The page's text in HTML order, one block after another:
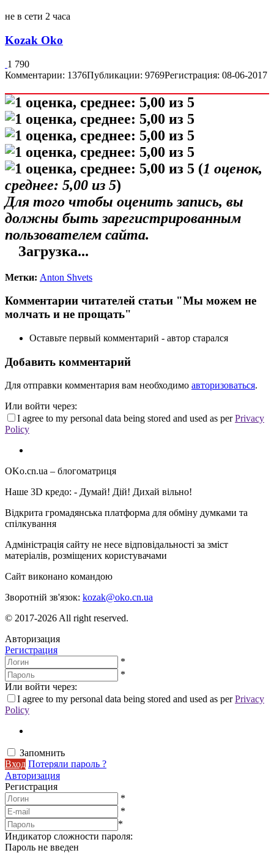
не в сети 2 часа
Kozak Oko
1 790
Комментарии: 1376Публикации: 9769Регистрация: 08-06-2017
(1 оценок,
среднее: 5,00 из 5)
Для того чтобы оценить запись, вы
должны быть зарегистрированным
пользователем сайта.
Загрузка...
Метки: Anton Shvets
Комментарии читателей статьи "Мы можем не
молчать и не прощать"
Оставьте первый комментарий - автор старался
Добавить комментарий
Для отправки комментария вам необходимо авторизоваться.
Или войти через:
I agree to my personal data being stored and used as perPrivacy
Policy
OKo.cn.ua – блогоматриця
Наше 3D кредо: - Думай! Дій! Дихай вільно!
Відкрита громадянська платформа для обміну думками та
спілкування
Адміністрація сайту не несе відповідальності за зміст
матеріалів, розміщених користувачами
Сайт виконано командою
Зворотній зв'язок: kozak@oko.cn.ua
© 2017-2026 All right reserved.
Авторизация
Регистрация
*
*
Или войти через:
I agree to my personal data being stored and used as perPrivacy
Policy
Запомнить
Вход Потеряли пароль ?
Авторизация
Регистрация
*
*
*
Индикатор сложности пароля:
Пароль не введен